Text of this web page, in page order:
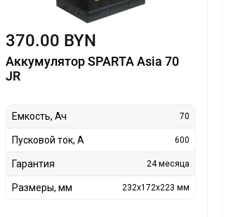
370.00 BYN
Аккумулятор SPARTA Asia 70
JR
Емкость, Ач 70
Пусковой ток, А 600
Гарантия 24 месяца
Размеры, мм 232х172х223 мм